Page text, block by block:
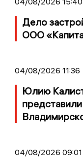
Дело
ООО
04/08/2026 11:36
Юлию
04/08/2026 09:01